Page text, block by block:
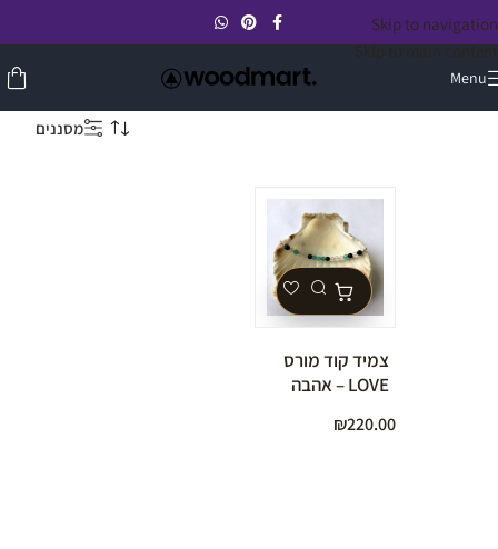
Skip to navigation
Skip to main content
Menu
מסננים
צמיד קוד מורס
LOVE – אהבה
טבעיות**
₪220.00